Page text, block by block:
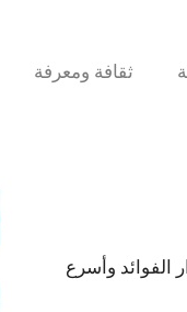
ثقافة ومعرفة
الفوائد وأسرع